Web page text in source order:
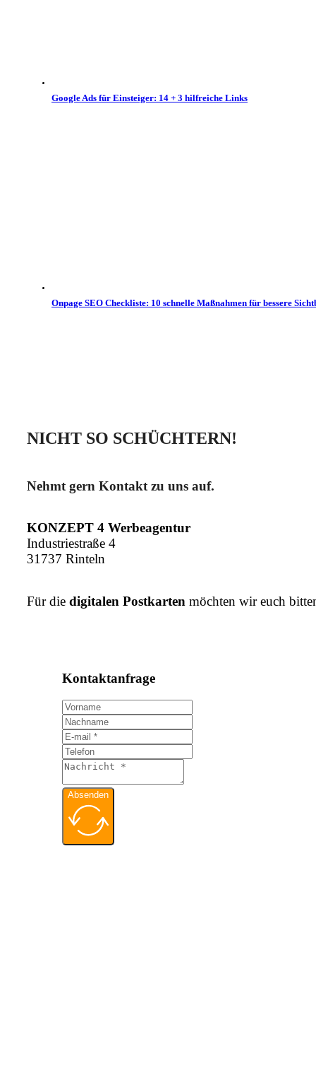
Google Ads für Einsteiger: 14 + 3 hilfreiche Links
Onpage SEO Checkliste: 10 schnelle Maßnahmen für bessere
NICHT SO SCHÜCHTERN!
Nehmt gern Kontakt zu uns auf.
KONZEPT 4 Werbeagentur
Industriestraße 4
31737 Rinteln
Für die digitalen Postkarten möchten wir euch
Kontaktanfrage
Absenden